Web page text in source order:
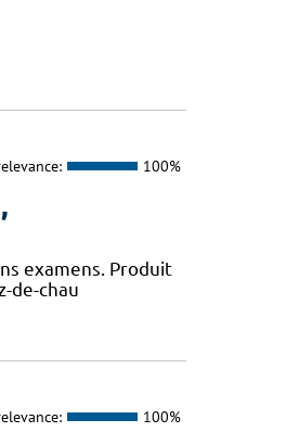
100%
examens. Produit
de-chau
100%